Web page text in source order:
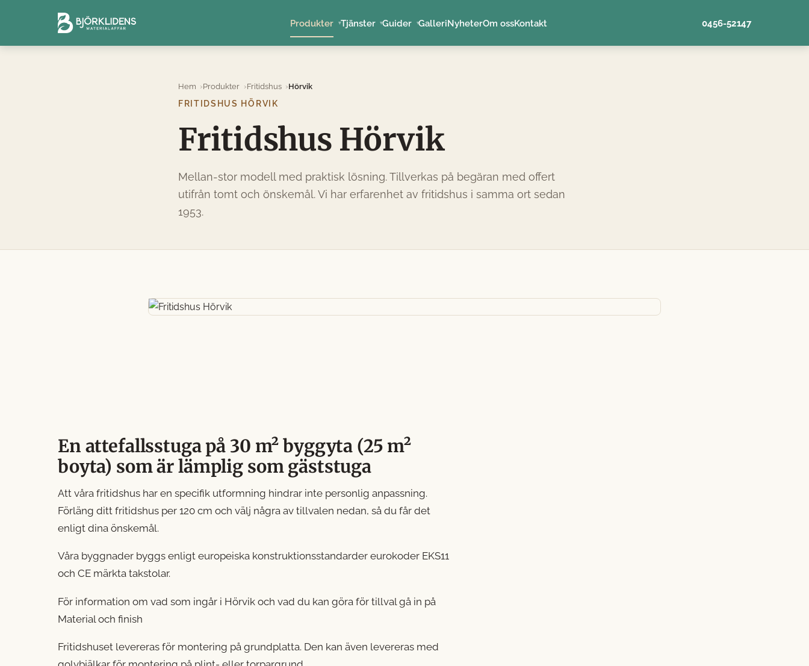
Produkter Tjänster Guider GalleriNyheterOm ossKontakt 0456-52147
Hem Produkter Fritidshus
Hörvik
FRITIDSHUS HÖRVIK
Fritidshus Hörvik
Mellan-stor modell med praktisk lösning. Tillverkas på begäran med offert
utifrån tomt och önskemål. Vi har erfarenhet av fritidshus i samma ort sedan
1953.
En attefallsstuga på 30 m² byggyta (25 m²
boyta) som är lämplig som gäststuga
Att våra fritidshus har en specifik utformning hindrar inte personlig anpassning.
Förläng ditt fritidshus per 120 cm och välj några av tillvalen nedan, så du får det
enligt dina önskemål.
Våra byggnader byggs enligt europeiska konstruktionsstandarder eurokoder EKS11
och CE märkta takstolar.
För information om vad som ingår i Hörvik och vad du kan göra för tillval gå in på
Material och finish
Fritidshuset levereras för montering på grundplatta. Den kan även levereras med